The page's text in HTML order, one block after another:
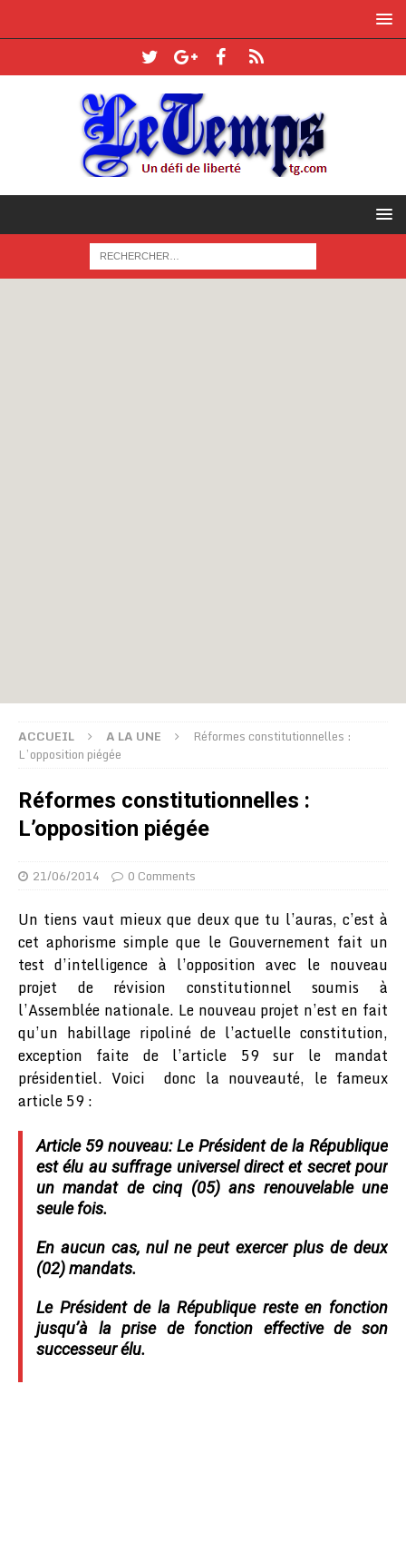
ACCUEIL A LA UNE
Réformes constitutionnelles :
L’opposition piégée
Réformes constitutionnelles :
L’opposition piégée
21/06/2014 0 Comments
Un tiens vaut mieux que deux que tu l’auras, c’est à
cet aphorisme simple que le Gouvernement fait un
test d’intelligence à l’opposition avec le nouveau
projet de révision constitutionnel soumis à
l’Assemblée nationale. Le nouveau projet n’est en fait
qu’un habillage ripoliné de l’actuelle constitution,
exception faite de l’article 59 sur le mandat
présidentiel. Voici donc la nouveauté, le fameux
article 59 :
Article 59 nouveau: Le Président de la République
est élu au suffrage universel direct et secret pour
un mandat de cinq (05) ans renouvelable une
seule fois.
En aucun cas, nul ne peut exercer plus de deux
(02) mandats.
Le Président de la République reste en fonction
jusqu’à la prise de fonction effective de son
successeur élu.